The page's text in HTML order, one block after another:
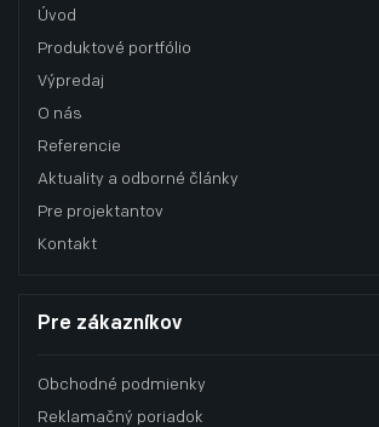
Úvod
Produktové portfólio
Výpredaj
O nás
Referencie
Aktuality a odborné články
Pre projektantov
Kontakt
Pre zákazníkov
Obchodné podmienky
Reklamačný poriadok